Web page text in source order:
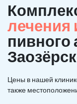
лечения
пивного
Цены в нашей
также